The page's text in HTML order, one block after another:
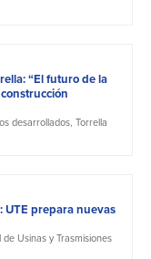
“El futuro de la
desarrollados, Torrella
prepara nuevas
Usinas y Trasmisiones